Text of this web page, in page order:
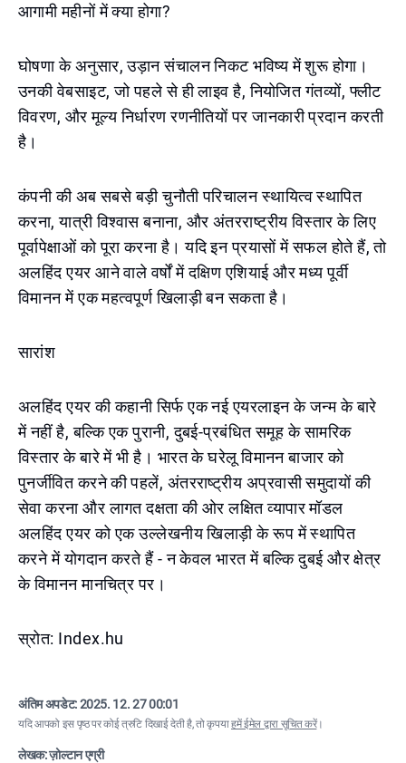
आगामी महीनों में क्या होगा?
घोषणा के अनुसार, उड़ान संचालन निकट भविष्य में शुरू होगा।
उनकी वेबसाइट, जो पहले से ही लाइव है, नियोजित गंतव्यों, फ्लीट
विवरण, और मूल्य निर्धारण रणनीतियों पर जानकारी प्रदान करती
है।
कंपनी की अब सबसे बड़ी चुनौती परिचालन स्थायित्व स्थापित
करना, यात्री विश्वास बनाना, और अंतरराष्ट्रीय विस्तार के लिए
पूर्वापेक्षाओं को पूरा करना है। यदि इन प्रयासों में सफल होते हैं, तो
अलहिंद एयर आने वाले वर्षों में दक्षिण एशियाई और मध्य पूर्वी
विमानन में एक महत्वपूर्ण खिलाड़ी बन सकता है।
सारांश
अलहिंद एयर की कहानी सिर्फ एक नई एयरलाइन के जन्म के बारे
में नहीं है, बल्कि एक पुरानी, दुबई-प्रबंधित समूह के सामरिक
विस्तार के बारे में भी है। भारत के घरेलू विमानन बाजार को
पुनर्जीवित करने की पहलें, अंतरराष्ट्रीय अप्रवासी समुदायों की
सेवा करना और लागत दक्षता की ओर लक्षित व्यापार मॉडल
अलहिंद एयर को एक उल्लेखनीय खिलाड़ी के रूप में स्थापित
करने में योगदान करते हैं - न केवल भारत में बल्कि दुबई और क्षेत्र
के विमानन मानचित्र पर।
स्रोत: Index.hu
अंतिम अपडेट:2025. 12. 27 00:01
यदि आपको इस पृष्ठ पर कोई त्रुटि दिखाई देती है, तो कृपयाहमें ईमेल द्वारा सूचित करें।
लेखक: ज़ोल्टान एग्री